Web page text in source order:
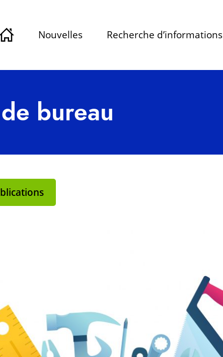
Nouvelles Recherche d’informations
bureau